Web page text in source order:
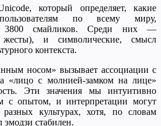
который определяет, какие
по всему миру,
3800 смайликов. Среди них —
жесты), и символические, смысл
контекста.
носом» вызывает ассоциации с
«лицо с молнией-замком на лице»
Эти значения мы интуитивно
с опытом, и интерпретации могут
культурах, хотя, по словам
эмодзи стабилен.